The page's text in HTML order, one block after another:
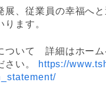
展、従業員の幸福へ
ます。
ついて 詳細はホー
い。
https://